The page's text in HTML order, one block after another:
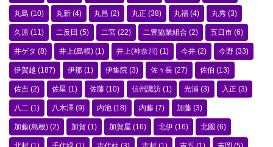
丸島 (10) 丸新 (4) 丸昌 (2) 丸正 (38) 丸福 (4) 丸秀 (3)
久原 (11) 二反田 (5) 二宮 (22) 二豊協業組合 (2) 五日市 (6)
井ゲタ (8) 井上(島根) (1) 井上(神奈川) (1) 今井 (2) 今野 (33)
伊賀越 (187) 伊那 (1) 伊集院 (3) 佐々長 (27) 佐伯 (13)
佐吉 (2) 佐星 (1) 佐藤 (10) 信州諏訪 (1) 光浦 (3) 入正 (3)
八二 (1) 八木澤 (9) 内池 (18) 内藤 (7) 加藤 (3)
加藤(島根) (2) 加賀 (1) 加賀屋 (16) 北伊 (16) 北國 (6)